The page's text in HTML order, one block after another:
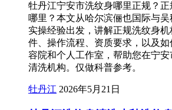
牡丹江宁安市洗纹身哪里正规？
哪里？本文从哈尔滨俪也国际与
实操经验出发，讲解正规洗纹身
件、操作流程、资质要求，以及
容院和个人工作室，帮助您在宁
清洗机构。仅做科普参考。
牡丹江 2026年5月21日